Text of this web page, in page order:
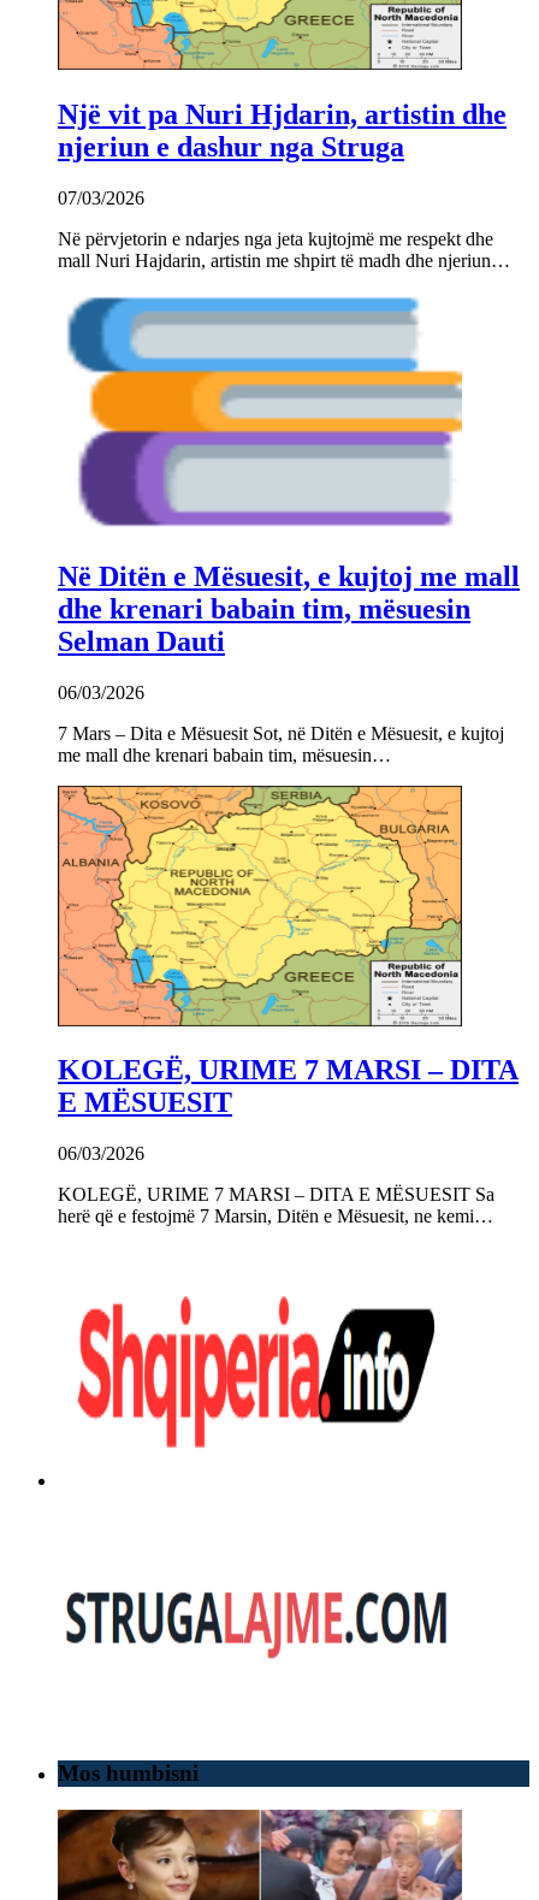
Një vit pa Nuri Hjdarin, artistin dhe
njeriun e dashur nga Struga
07/03/2026
Në përvjetorin e ndarjes nga jeta kujtojmë me respekt dhe
mall Nuri Hajdarin, artistin me shpirt të madh dhe njeriun…
Në Ditën e Mësuesit, e kujtoj me mall
dhe krenari babain tim, mësuesin
Selman Dauti
06/03/2026
7 Mars – Dita e Mësuesit Sot, në Ditën e Mësuesit, e kujtoj
me mall dhe krenari babain tim, mësuesin…
KOLEGË, URIME 7 MARSI – DITA
E MËSUESIT
06/03/2026
KOLEGË, URIME 7 MARSI – DITA E MËSUESIT Sa
herë që e festojmë 7 Marsin, Ditën e Mësuesit, ne kemi…
Mos humbisni